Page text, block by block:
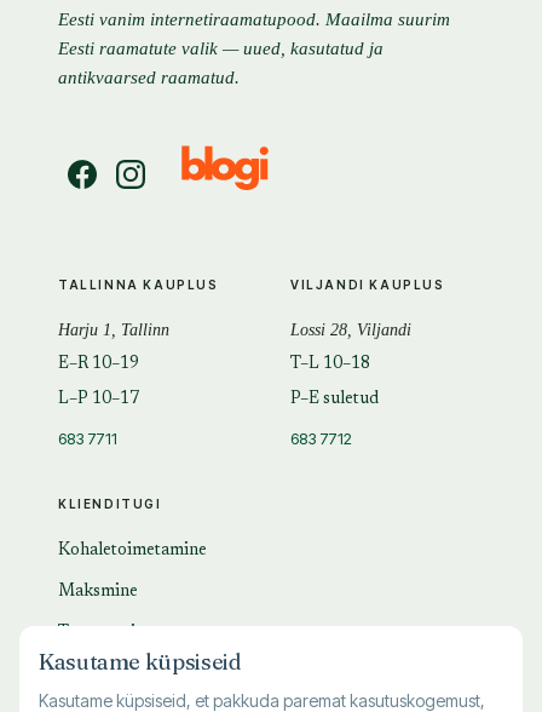
Eesti vanim internetiraamatupood. Maailma suurim
Eesti raamatute valik — uued, kasutatud ja
antikvaarsed raamatud.
KLIENDITUGI
Kohaletoimetamine
Maksmine
KKK
TALLINNA KAUPLUS
Harju 1, Tallinn
E–R 10–19
L–P 10–17
683 7711
VILJANDI KAUPLUS
Lossi 28, Viljandi
T–L 10–18
P–E suletud
683 7712
Kasutame küpsiseid
Kasutame küpsiseid, et pakkuda paremat kasutuskogemust,